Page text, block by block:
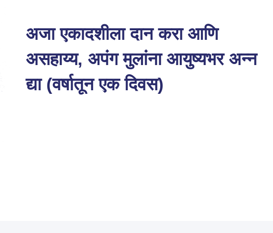
अजा एकादशीला दान करा आणि
असहाय्य, अपंग मुलांना आयुष्यभर अन्न
द्या (वर्षातून एक दिवस)